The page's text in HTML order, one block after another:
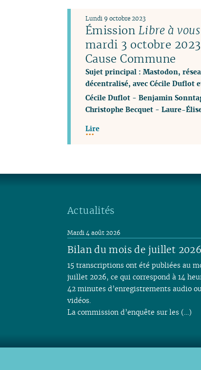
Émission Libre à
mardi 3 octobre
Cause Commune
Sujet principal : Mastodon,
décentralisé, avec Cécile Duflot
Lundi 9 octobre 2023
Cécile Duflot- Benjamin
Christophe Becquet- Laure-
Lire
Actualités
Bilan du mois de juillet 2026
Mardi 4 août 2026
15 transcriptions ont été publiées au
juillet 2026, ce qui correspond à 14
42 minutes d’enregistrements audio
vidéos.
La commission d’enquête sur les (…)